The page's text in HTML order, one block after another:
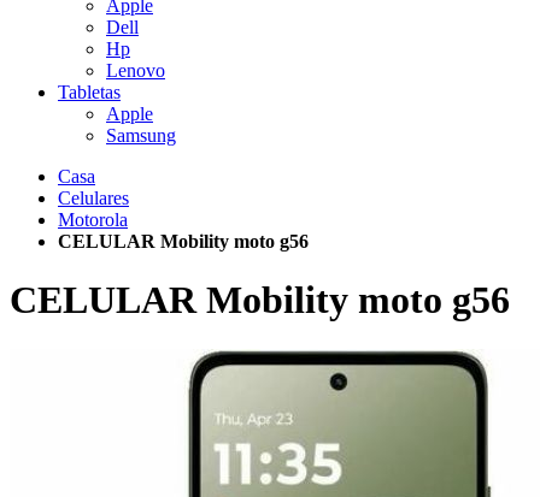
Apple
Dell
Hp
Lenovo
Tabletas
Apple
Samsung
Casa
Celulares
Motorola
CELULAR Mobility moto g56
CELULAR Mobility moto g56